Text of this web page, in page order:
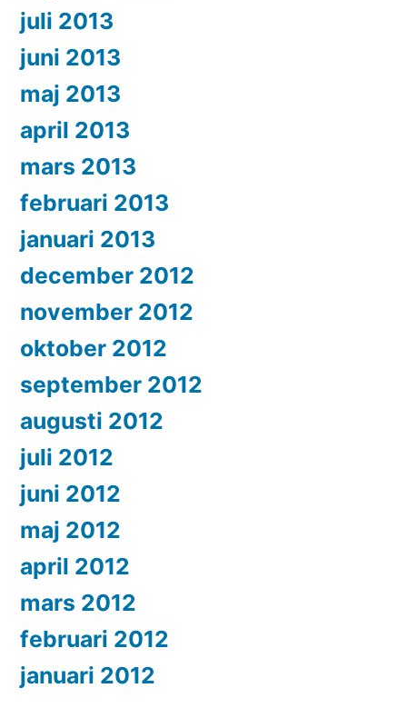
juli 2013
juni 2013
maj 2013
april 2013
mars 2013
februari 2013
januari 2013
december 2012
november 2012
oktober 2012
september 2012
augusti 2012
juli 2012
juni 2012
maj 2012
april 2012
mars 2012
februari 2012
januari 2012